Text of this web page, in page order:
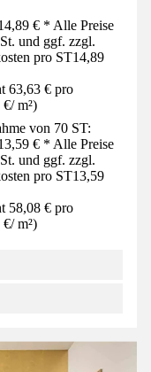
€ * Alle Preise
und ggf. zzgl.
pro ST14,89
63,63 € pro
€/ m²)
von 70 ST:
€ * Alle Preise
und ggf. zzgl.
pro ST13,59
58,08 € pro
€/ m²)